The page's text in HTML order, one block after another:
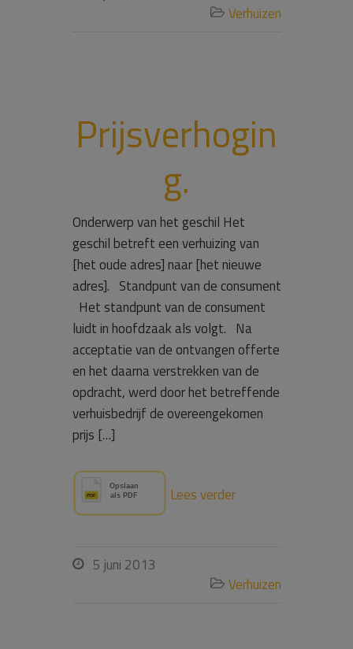
 Verhuizen
Prijsverhogin
g.
Onderwerp van het geschil Het
geschil betreft een verhuizing van
[het oude adres] naar [het nieuwe
adres]. Standpunt van de consument
Het standpunt van de consument
luidt in hoofdzaak als volgt. Na
acceptatie van de ontvangen offerte
en het daarna verstrekken van de
opdracht, werd door het betreffende
verhuisbedrijf de overeengekomen
prijs […]
Lees verder
 5 juni 2013
 Verhuizen